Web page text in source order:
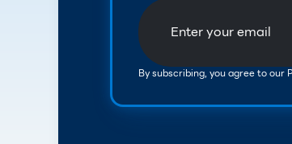
By subscribing, you agree to our